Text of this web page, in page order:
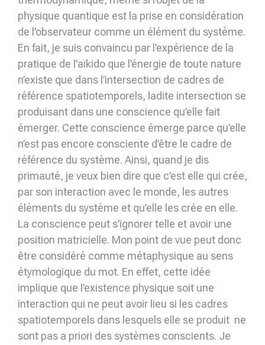
physique quantique est la prise en considération
de l’observateur comme un élément du système.
En fait, je suis convaincu par l’expérience de la
pratique de l’aïkido que l’énergie de toute nature
n’existe que dans l’intersection de cadres de
référence spatio­temporels, ladite intersection se
produisant dans une conscience qu’elle fait
émerger. Cette conscience émerge parce qu’elle
n’est pas encore consciente d’être le cadre de
référence du système. Ainsi, quand je dis
primauté, je veux bien dire que c’est elle qui crée,
par son interaction avec le monde, les autres
éléments du système et qu’elle les crée en elle.
La conscience peut s’ignorer telle et avoir une
position matricielle. Mon point de vue peut donc
être considéré comme métaphysique au sens
étymologique du mot. En effet, cette idée
implique que l’existence physique soit une
interaction qui ne peut avoir lieu si les cadres
spatiotem­porels dans lesquels elle se produit ne
sont pas a priori des systèmes conscients. Je